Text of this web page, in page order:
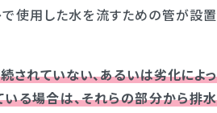
で使用した水を流すための管が設置
されていない、あるいは劣化によっ
る場合は、それらの部分から排水